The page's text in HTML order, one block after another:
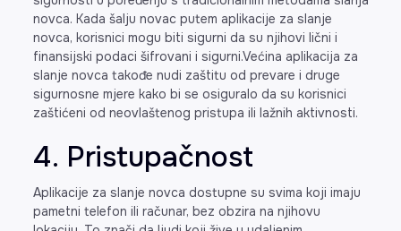
novca. Kada šalju novac putem aplikacije za slanje
novca, korisnici mogu biti sigurni da su njihovi lični i
finansijski podaci šifrovani i sigurni.Većina aplikacija za
slanje novca takođe nudi zaštitu od prevare i druge
sigurnosne mjere kako bi se osiguralo da su korisnici
zaštićeni od neovlaštenog pristupa ili lažnih aktivnosti.
4. Pristupačnost
Aplikacije za slanje novca dostupne su svima koji imaju
pametni telefon ili računar, bez obzira na njihovu